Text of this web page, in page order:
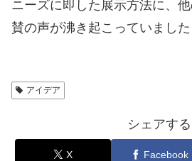
ニーズに即した展示方法に、
賛の声が沸き起こっていました
アイデア
シェアする
X Facebook